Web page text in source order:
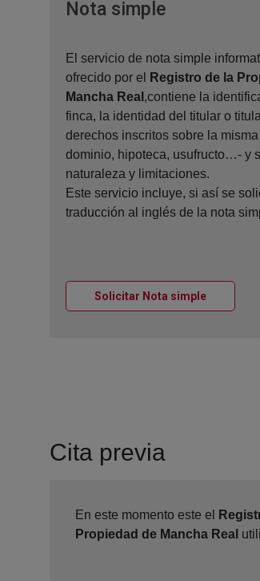
Nota simpleVentana
El servicio de nota simple
ofrecido por el
Registro de la
Mancha Real ,contiene la
finca, la identidad del titular o
derechos inscritos sobre la
dominio, hipoteca, usufructo…- y
naturaleza y limitaciones.
Este servicio incluye, si así se
traducción al inglés de la nota
Solicitar Nota simpleVentana
Cita previa
En este momento este el
Propiedad de Mancha Real